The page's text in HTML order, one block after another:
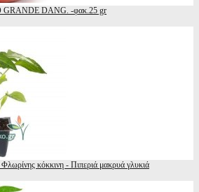
GRANDE DANG. -φακ.25 gr
κόκκινη - Πιπεριά μακρυά γλυκιά